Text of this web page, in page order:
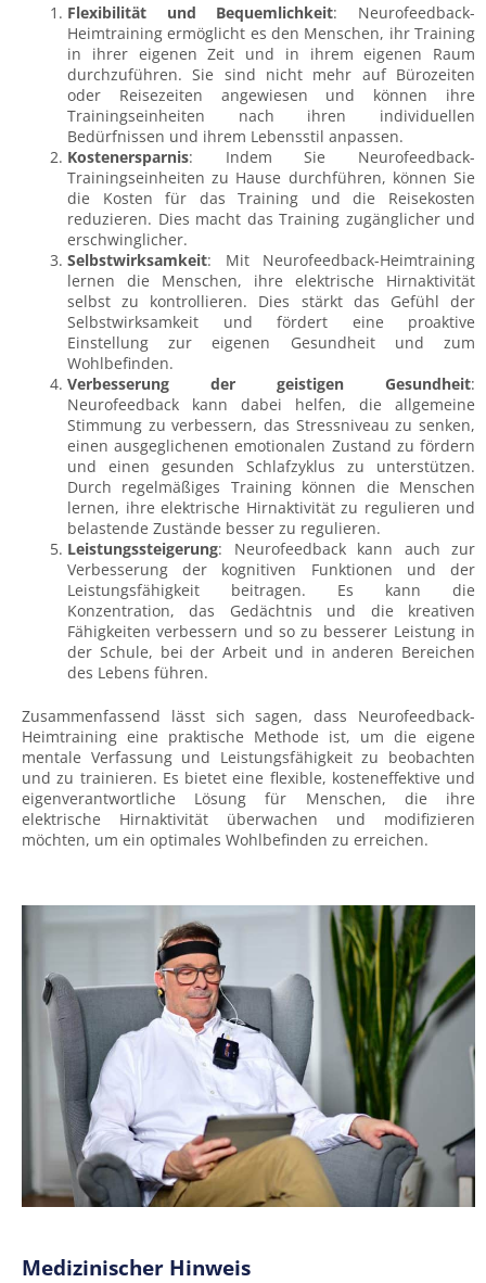
Flexibilität und Bequemlichkeit: Neurofeedback-
Heimtraining ermöglicht es den Menschen, ihr Training
in ihrer eigenen Zeit und in ihrem eigenen Raum
durchzuführen. Sie sind nicht mehr auf Bürozeiten
oder Reisezeiten angewiesen und können ihre
Trainingseinheiten nach ihren individuellen
Bedürfnissen und ihrem Lebensstil anpassen.
Kostenersparnis: Indem Sie Neurofeedback-
Trainingseinheiten zu Hause durchführen, können Sie
die Kosten für das Training und die Reisekosten
reduzieren. Dies macht das Training zugänglicher und
erschwinglicher.
Selbstwirksamkeit: Mit Neurofeedback-Heimtraining
lernen die Menschen, ihre elektrische Hirnaktivität
selbst zu kontrollieren. Dies stärkt das Gefühl der
Selbstwirksamkeit und fördert eine proaktive
Einstellung zur eigenen Gesundheit und zum
Wohlbefinden.
Verbesserung der geistigen Gesundheit:
Neurofeedback kann dabei helfen, die allgemeine
Stimmung zu verbessern, das Stressniveau zu senken,
einen ausgeglichenen emotionalen Zustand zu fördern
und einen gesunden Schlafzyklus zu unterstützen.
Durch regelmäßiges Training können die Menschen
lernen, ihre elektrische Hirnaktivität zu regulieren und
belastende Zustände besser zu regulieren.
Leistungssteigerung: Neurofeedback kann auch zur
Verbesserung der kognitiven Funktionen und der
Leistungsfähigkeit beitragen. Es kann die
Konzentration, das Gedächtnis und die kreativen
Fähigkeiten verbessern und so zu besserer Leistung in
der Schule, bei der Arbeit und in anderen Bereichen
des Lebens führen.
Zusammenfassend lässt sich sagen, dass Neurofeedback-
Heimtraining eine praktische Methode ist, um die eigene
mentale Verfassung und Leistungsfähigkeit zu beobachten
und zu trainieren. Es bietet eine flexible, kosteneffektive und
eigenverantwortliche Lösung für Menschen, die ihre
elektrische Hirnaktivität überwachen und modifizieren
möchten, um ein optimales Wohlbefinden zu erreichen.
Medizinischer Hinweis